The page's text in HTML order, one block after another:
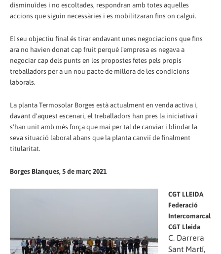
disminuïdes i no escoltades, respondran amb totes aquelles
accions que siguin necessàries i es mobilitzaran fins on calgui.
El seu objectiu final és tirar endavant unes negociacions que fins
ara no havien donat cap fruit perquè l'empresa es negava a
negociar cap dels punts en les propostes fetes pels propis
treballadors per a un nou pacte de millora de les condicions
laborals.
La planta Termosolar Borges està actualment en venda activa i,
davant d'aquest escenari, el treballadors han pres la iniciativa i
s'han unit amb més força que mai per tal de canviar i blindar la
seva situació laboral abans que la planta canviï de finalment
titularitat.
Borges Blanques, 5 de març 2021
CGT LLEIDA
Federació
Intercomarcal
CGT Lleida
C. Darrera
Sant Martí,